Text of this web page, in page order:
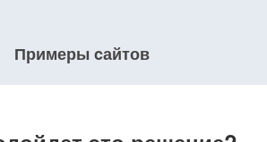
Примеры cайтов